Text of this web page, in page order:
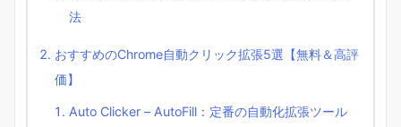
法
おすすめのChrome自動クリック拡張5選【無料＆高評
価】
Auto Clicker – AutoFill：定番の自動化拡張ツール